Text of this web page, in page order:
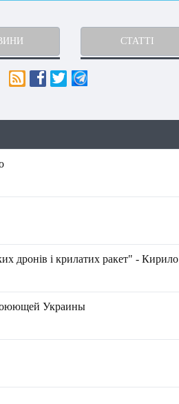
СТАТТІ
дронів і крилатих ракет" - Кирило
Украины